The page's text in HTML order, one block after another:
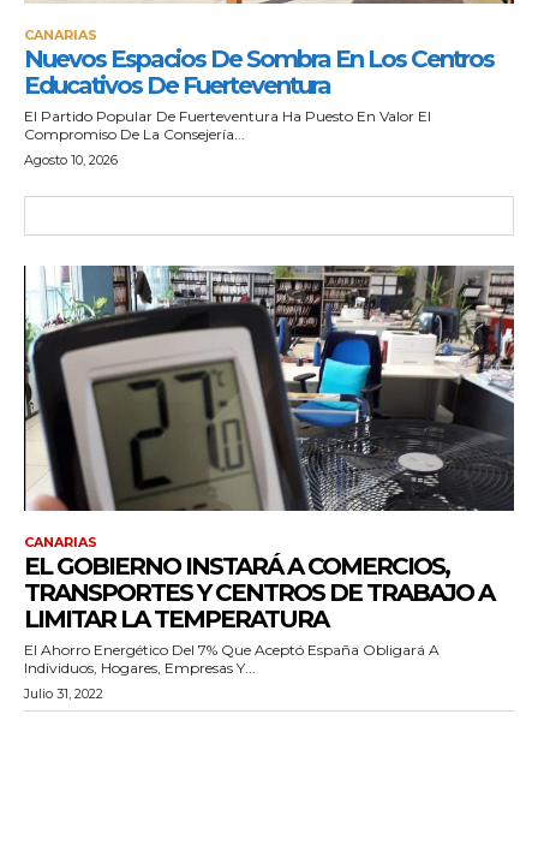
CANARIAS
Nuevos Espacios De Sombra En Los Centros
Educativos De Fuerteventura
El Partido Popular De Fuerteventura Ha Puesto En Valor El
Compromiso De La Consejería...
Agosto 10, 2026
CANARIAS
EL GOBIERNO INSTARÁ A COMERCIOS,
TRANSPORTES Y CENTROS DE TRABAJO A
LIMITAR LA TEMPERATURA
El Ahorro Energético Del 7% Que Aceptó España Obligará A
Individuos, Hogares, Empresas Y...
Julio 31, 2022